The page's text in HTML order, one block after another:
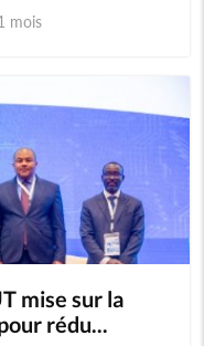
mois
mise sur la
rédu...